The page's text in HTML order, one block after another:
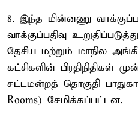
8. இந்த மின்னணு
வாக்குப்பதிவு
தேசிய மற்றும் மாநில
கட்சிகளின் பிரதிநிதிகள்
சட்டமன்றத் தொகுதி
Rooms) சேமிக்கப்பட்டன.